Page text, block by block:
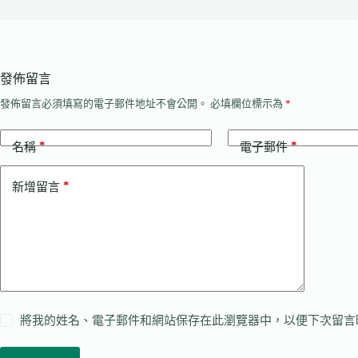
發佈留言
發佈留言必須填寫的電子郵件地址不會公開。 必填欄位標示為 *
名稱* 電子郵件*
新增留言 *
將我的姓名、電子郵件和網站保存在此瀏覽器中，以便下次留言